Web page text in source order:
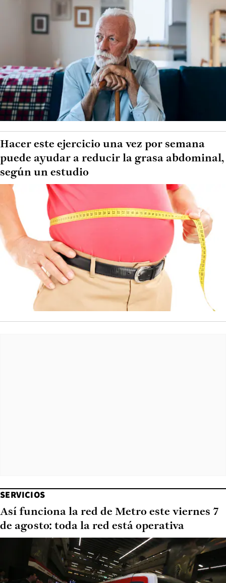
Hacer este ejercicio una vez por semana
puede ayudar a reducir la grasa abdominal,
según un estudio
SERVICIOS
Así funciona la red de Metro este viernes 7
de agosto: toda la red está operativa